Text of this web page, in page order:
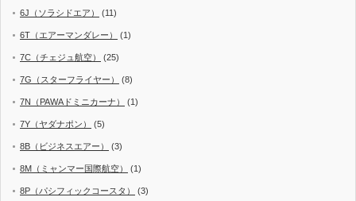
6J（ソラシドエア） (11)
6T（エアーマンダレー） (1)
7C（チェジュ航空） (25)
7G（スターフライヤー） (8)
7N（PAWAドミニカーナ） (1)
7Y（ヤダナポン） (5)
8B（ビジネスエアー） (3)
8M（ミャンマー国際航空） (1)
8P（パシフィックコースタ） (3)